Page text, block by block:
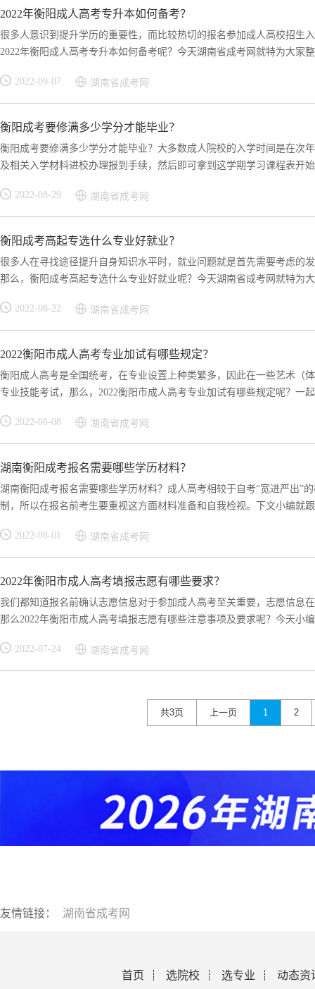
2022年衡阳成人高考专升本如何备考？
很多人意识到提升学历的重要性，而比较热切的报名参加成人高校招生
2022年衡阳成人高考专升本如何备考呢？今天湖南省成考网就特为大家
2022-09-07 湖南省成考网
衡阳成考要修满多少学分才能毕业？
衡阳成考要修满多少学分才能毕业？大多数成人院校的入学时间是在次
及相关入学材料进校办理报到手续，然后即可拿到这学期学习课程表开
2022-08-29 湖南省成考网
衡阳成考高起专选什么专业好就业？
很多人在寻找途径提升自身知识水平时，就业问题就是首先需要考虑的
那么，衡阳成考高起专选什么专业好就业呢？今天湖南省成考网就特为
2022-08-22 湖南省成考网
2022衡阳市成人高考专业加试有哪些规定？
衡阳成人高考是全国统考，在专业设置上种类繁多，因此在一些艺术（
专业技能考试，那么，2022衡阳市成人高考专业加试有哪些规定呢？一
2022-08-08 湖南省成考网
湖南衡阳成考报名需要哪些学历材料？
湖南衡阳成考报名需要哪些学历材料？成人高考相较于自考“宽进严出”
制，所以在报名前考生要重视这方面材料准备和自我检视。下文小编就
2022-08-01 湖南省成考网
2022年衡阳市成人高考填报志愿有哪些要求？
我们都知道报名前确认志愿信息对于参加成人高考至关重要，志愿信息
那么2022年衡阳市成人高考填报志愿有哪些注意事项及要求呢？今天小
2022-07-24 湖南省成考网
共3页 上一页 1 2
友情链接： 湖南省成考网
首页 选院校 选专业
动态资